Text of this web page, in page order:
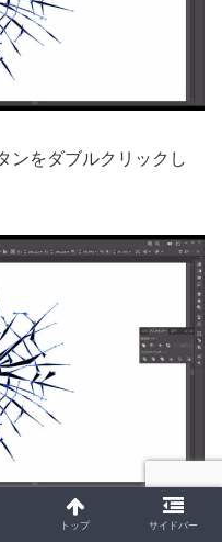
ンをダブルクリックし
トップ サイドバー